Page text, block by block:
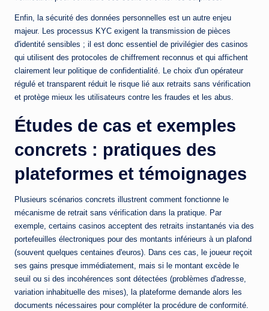
Enfin, la sécurité des données personnelles est un autre enjeu
majeur. Les processus KYC exigent la transmission de pièces
d'identité sensibles ; il est donc essentiel de privilégier des casinos
qui utilisent des protocoles de chiffrement reconnus et qui affichent
clairement leur politique de confidentialité. Le choix d'un opérateur
régulé et transparent réduit le risque lié aux retraits sans vérification
et protège mieux les utilisateurs contre les fraudes et les abus.
Études de cas et exemples
concrets : pratiques des
plateformes et témoignages
Plusieurs scénarios concrets illustrent comment fonctionne le
mécanisme de retrait sans vérification dans la pratique. Par
exemple, certains casinos acceptent des retraits instantanés via des
portefeuilles électroniques pour des montants inférieurs à un plafond
(souvent quelques centaines d'euros). Dans ces cas, le joueur reçoit
ses gains presque immédiatement, mais si le montant excède le
seuil ou si des incohérences sont détectées (problèmes d'adresse,
variation inhabituelle des mises), la plateforme demande alors les
documents nécessaires pour compléter la procédure de conformité.